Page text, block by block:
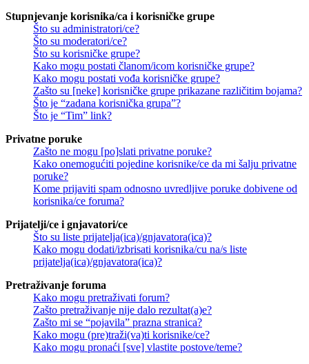
Stupnjevanje korisnika/ca i korisničke grupe
Što su administratori/ce?
Što su moderatori/ce?
Što su korisničke grupe?
Kako mogu postati članom/icom korisničke grupe?
Kako mogu postati vođa korisničke grupe?
Zašto su [neke] korisničke grupe prikazane različitim bojama?
Što je “zadana korisnička grupa”?
Što je “Tim” link?
Privatne poruke
Zašto ne mogu [po]slati privatne poruke?
Kako onemogućiti pojedine korisnike/ce da mi šalju privatne
poruke?
Kome prijaviti spam odnosno uvredljive poruke dobivene od
korisnika/ce foruma?
Prijatelji/ce i gnjavatori/ce
Što su liste prijatelja(ica)/gnjavatora(ica)?
Kako mogu dodati/izbrisati korisnika/cu na/s liste
prijatelja(ica)/gnjavatora(ica)?
Pretraživanje foruma
Kako mogu pretraživati forum?
Zašto pretraživanje nije dalo rezultat(a)e?
Zašto mi se “pojavila” prazna stranica?
Kako mogu (pre)traži(va)ti korisnike/ce?
Kako mogu pronaći [sve] vlastite postove/teme?